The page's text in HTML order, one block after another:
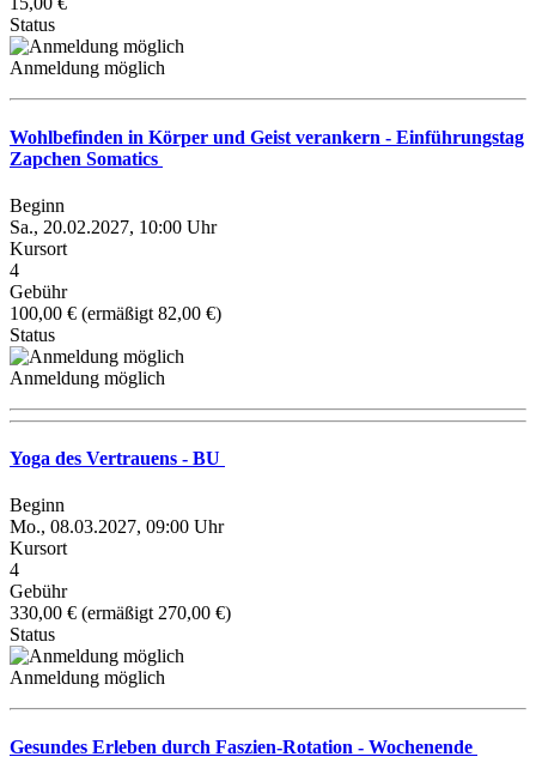
Status
Anmeldung möglich
Wohlbefinden in Körper und Geist verankern - Einführungstag
Zapchen Somatics
Beginn
Sa., 20.02.2027, 10:00 Uhr
Kursort
4
Gebühr
100,00 € (ermäßigt 82,00 €)
Status
Anmeldung möglich
Yoga des Vertrauens - BU
Beginn
Mo., 08.03.2027, 09:00 Uhr
Kursort
4
Gebühr
330,00 € (ermäßigt 270,00 €)
Status
Anmeldung möglich
Gesundes Erleben durch Faszien-Rotation - Wochenende